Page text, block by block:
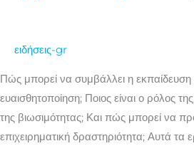
ειδήσεις-gr
Πώς μπορεί να συμβάλλει η εκπαίδευση
ευαισθητοποίηση; Ποιος είναι ο ρόλος
της βιωσιμότητας; Και πώς μπορεί να
επιχειρηματική δραστηριότητα; Αυτά
ευαισθητοποίηση